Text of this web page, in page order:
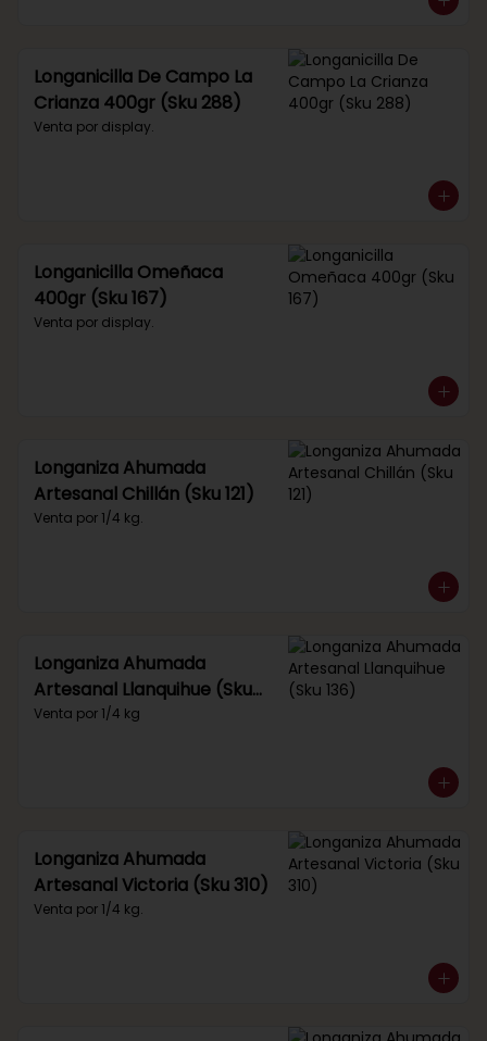
Longanicilla De Campo La
Crianza 400gr (Sku 288)
Venta por display.
Longanicilla Omeñaca
400gr (Sku 167)
Venta por display.
Longaniza Ahumada
Artesanal Chillán (Sku 121)
Venta por 1/4 kg.
Longaniza Ahumada
Artesanal Llanquihue (Sku
136)
Venta por 1/4 kg
Longaniza Ahumada
Artesanal Victoria (Sku 310)
Venta por 1/4 kg.